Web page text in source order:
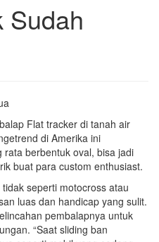
Sudah
Flat tracker di tanah air
di Amerika ini
berbentuk oval, bisa jadi
buat para custom enthusiast.
seperti motocross atau
luas dan handicap yang sulit.
pembalapnya untuk
“Saat sliding ban